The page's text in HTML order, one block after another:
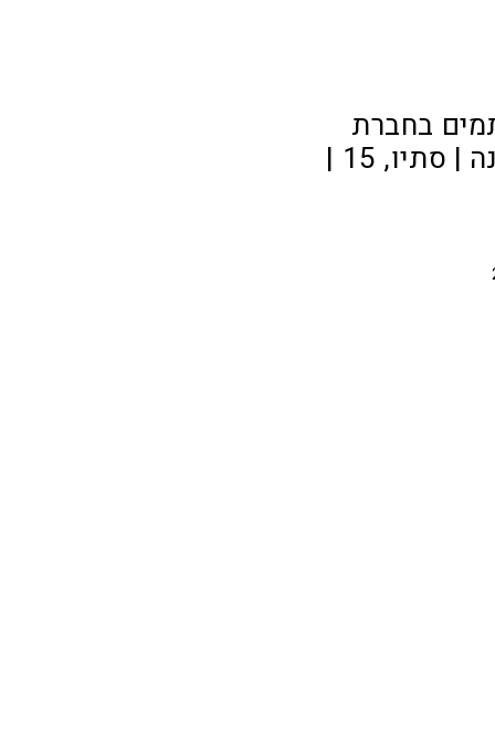
אלגוריתמים בחברת
מובילאיי | הילה, 40, עובדת במחלבת הקיבוץ, יועצת תזונה | סתיו, 15 |